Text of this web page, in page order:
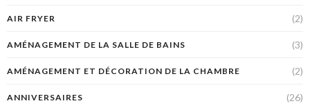
AIR FRYER (2)
AMÉNAGEMENT DE LA SALLE DE BAINS (3)
AMÉNAGEMENT ET DÉCORATION DE LA CHAMBRE (2)
ANNIVERSAIRES (26)